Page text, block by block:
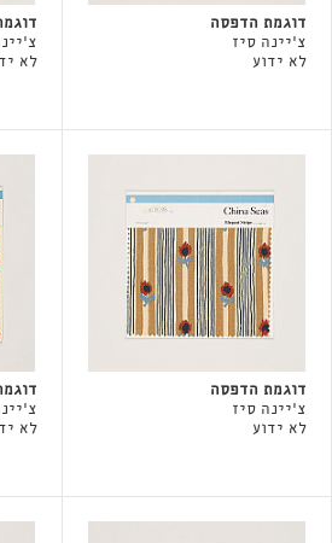
דוגמת הדפסה
צ'יינה סיז
לא ידוע
לא
דוגמת הדפסה
צ'יינה סיז
לא ידוע
לא